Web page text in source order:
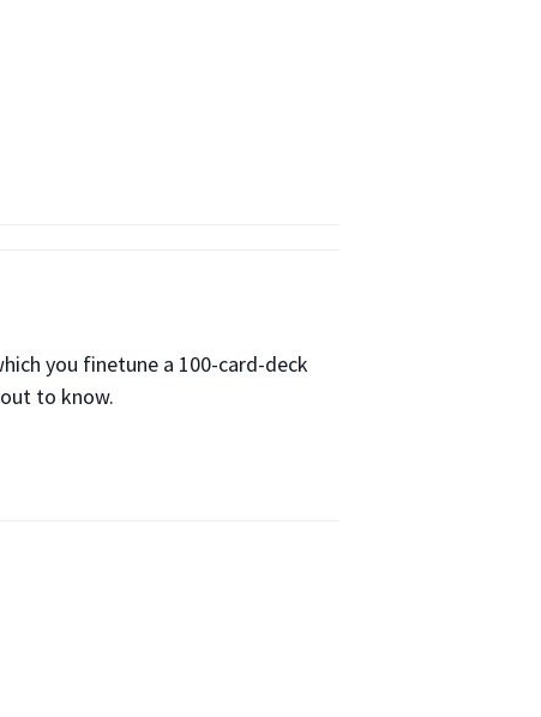
you finetune a 100-card-deck
to know.